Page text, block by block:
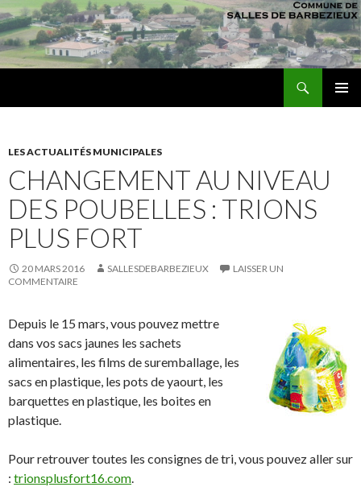
LES ACTUALITÉS MUNICIPALES
CHANGEMENT AU NIVEAU
DES POUBELLES : TRIONS
PLUS FORT
20 MARS 2016 SALLESDEBARBEZIEUX
LAISSER UN
COMMENTAIRE
Depuis le 15 mars, vous pouvez mettre
dans vos sacs jaunes les sachets
alimentaires, les films de suremballage, les
sacs en plastique, les pots de yaourt, les
barquettes en plastique, les boites en
plastique.
Pour retrouver toutes les consignes de tri, vous pouvez aller sur
: trionsplusfort16.com.